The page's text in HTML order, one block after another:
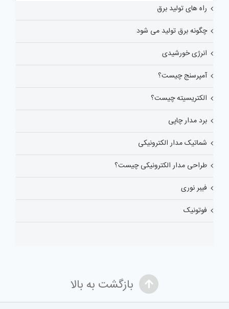
راه های تولید برق
چگونه برق تولید می شود
انرژی خورشیدی
آمپرسنج چیست؟
الکتریسیته چیست؟
برد مدار چاپی
شماتیک مدار الکترونیکی
طراحی مدار الکترونیکی چیست؟
فیبر نوری
فوتونیک
بازگشت به بالا